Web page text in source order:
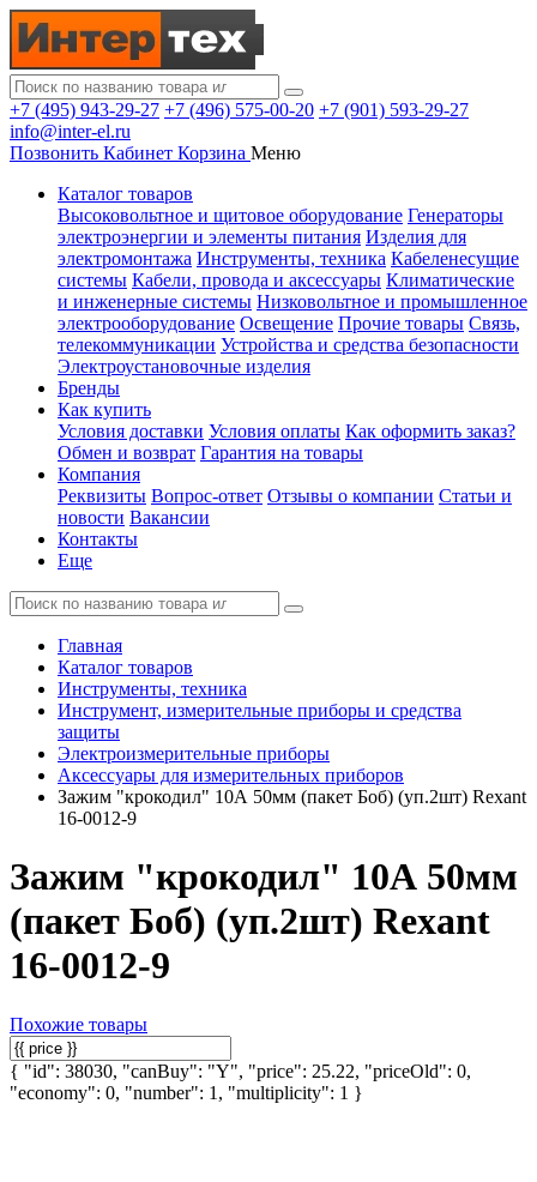
+7 (495) 943-29-27 +7 (496) 575-00-20 +7 (901) 593-29-27
info@inter-el.ru
Позвонить Кабинет Корзина Меню
Каталог товаров
Высоковольтное и щитовое оборудование Генераторы
электроэнергии и элементы питания Изделия для
электромонтажа Инструменты, техника Кабеленесущие
системы Кабели, провода и аксессуары Климатические
и инженерные системы Низковольтное и промышленное
электрооборудование Освещение Прочие товары Связь,
телекоммуникации Устройства и средства безопасности
Электроустановочные изделия
Бренды
Как купить
Условия доставки Условия оплаты Как оформить заказ?
Обмен и возврат Гарантия на товары
Компания
Реквизиты Вопрос-ответ Отзывы о компании Статьи и
новости Вакансии
Контакты
Еще
Главная
Каталог товаров
Инструменты, техника
Инструмент, измерительные приборы и средства
защиты
Электроизмерительные приборы
Аксессуары для измерительных приборов
Зажим "крокодил" 10А 50мм (пакет Боб) (уп.2шт) Rexant
16-0012-9
Зажим "крокодил" 10А 50мм
(пакет Боб) (уп.2шт) Rexant
16-0012-9
Похожие товары
{ "id": 38030, "canBuy": "Y", "price": 25.22, "priceOld": 0,
"economy": 0, "number": 1, "multiplicity": 1 }